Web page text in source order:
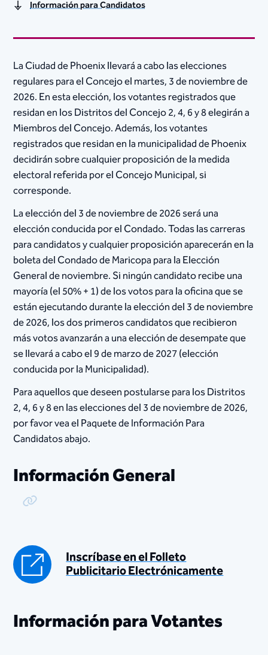
Información para Candidatos
La Ciudad de Phoenix llevará a cabo las elecciones
regulares para el Concejo el martes, 3 de noviembre de
2026. En esta elección, los votantes registrados que
residan en los Distritos del Concejo 2, 4, 6 y 8 elegirán a
Miembros del Concejo. Además, los votantes
registrados que residan en la municipalidad de Phoenix
decidirán sobre cualquier proposición de la medida
electoral referida por el Concejo Municipal, si
corresponde.
La elección del 3 de noviembre de 2026 será una
elección conducida por el Condado. Todas las carreras
para candidatos y cualquier proposición aparecerán en la
boleta del Condado de Maricopa para la Elección
General de noviembre. Si ningún candidato recibe una
mayoría (el 50% + 1) de los votos para la oficina que se
están ejecutando durante la elección del 3 de noviembre
de 2026, los dos primeros candidatos que recibieron
más votos avanzarán a una elección de desempate que
se llevará a cabo el 9 de marzo de 2027 (elección
conducida por la Municipalidad).
Para aquellos que deseen postularse para los Distritos
2, 4, 6 y 8 en las elecciones del 3 de noviembre de 2026,
por favor vea el Paquete de Información Para
Candidatos abajo.
Información General
Copy Link
Inscríbase en el Folleto
Publicitario Electrónicamente
Información para Votantes